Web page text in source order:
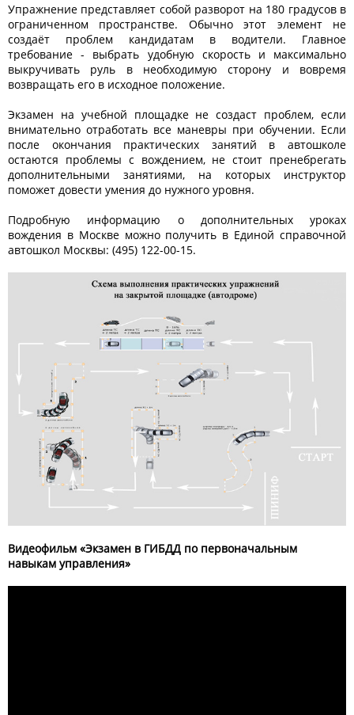
Упражнение представляет собой разворот на 180 градусов в
ограниченном пространстве. Обычно этот элемент не
создаёт проблем кандидатам в водители. Главное
требование - выбрать удобную скорость и максимально
выкручивать руль в необходимую сторону и вовремя
возвращать его в исходное положение.
Экзамен на учебной площадке не создаст проблем, если
внимательно отработать все маневры при обучении. Если
после окончания практических занятий в автошколе
остаются проблемы с вождением, не стоит пренебрегать
дополнительными занятиями, на которых инструктор
поможет довести умения до нужного уровня.
Подробную информацию о дополнительных уроках
вождения в Москве можно получить в Единой справочной
автошкол Москвы: (495) 122-00-15.
Видеофильм «Экзамен в ГИБДД по первоначальным
навыкам управления»